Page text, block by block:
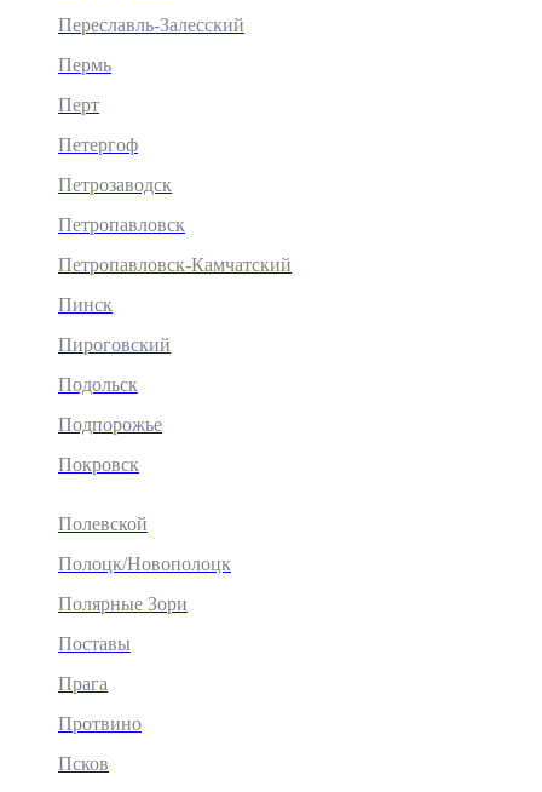
Переславль-Залесский
Пермь
Перт
Петергоф
Петрозаводск
Петропавловск
Петропавловск-Камчатский
Пинск
Пироговский
Подольск
Подпорожье
Покровск
Полевской
Полоцк/Новополоцк
Полярные Зори
Поставы
Прага
Протвино
Псков